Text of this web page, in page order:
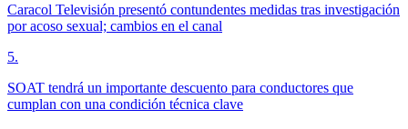
Caracol Televisión presentó contundentes medidas tras investigación
por acoso sexual; cambios en el canal
5.
SOAT tendrá un importante descuento para conductores que
cumplan con una condición técnica clave